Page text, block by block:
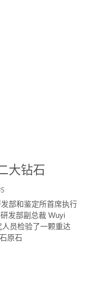
大钻石
部和鉴定所首席执行
发部副总裁 Wuyi
员检验了一颗重达
原石